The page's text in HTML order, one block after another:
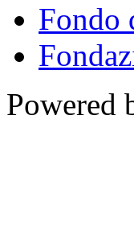
Fondo
Powered